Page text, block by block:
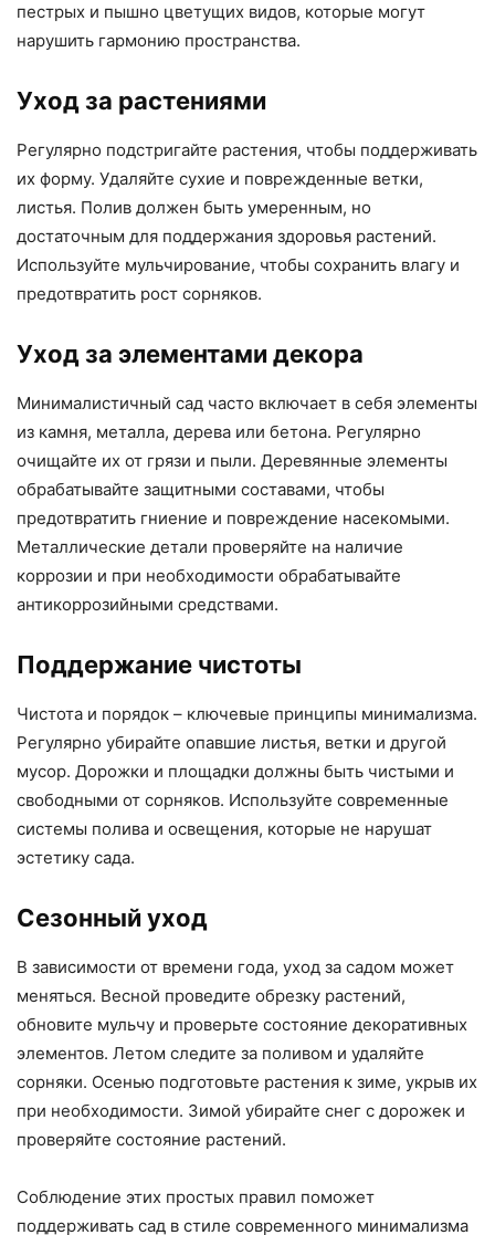
пестрых и пышно цветущих видов, которые могут
нарушить гармонию пространства.
Уход за растениями
Регулярно подстригайте растения, чтобы поддерживать
их форму. Удаляйте сухие и поврежденные ветки,
листья. Полив должен быть умеренным, но
достаточным для поддержания здоровья растений.
Используйте мульчирование, чтобы сохранить влагу и
предотвратить рост сорняков.
Уход за элементами декора
Минималистичный сад часто включает в себя элементы
из камня, металла, дерева или бетона. Регулярно
очищайте их от грязи и пыли. Деревянные элементы
обрабатывайте защитными составами, чтобы
предотвратить гниение и повреждение насекомыми.
Металлические детали проверяйте на наличие
коррозии и при необходимости обрабатывайте
антикоррозийными средствами.
Поддержание чистоты
Чистота и порядок – ключевые принципы минимализма.
Регулярно убирайте опавшие листья, ветки и другой
мусор. Дорожки и площадки должны быть чистыми и
свободными от сорняков. Используйте современные
системы полива и освещения, которые не нарушат
эстетику сада.
Сезонный уход
В зависимости от времени года, уход за садом может
меняться. Весной проведите обрезку растений,
обновите мульчу и проверьте состояние декоративных
элементов. Летом следите за поливом и удаляйте
сорняки. Осенью подготовьте растения к зиме, укрыв их
при необходимости. Зимой убирайте снег с дорожек и
проверяйте состояние растений.
Соблюдение этих простых правил поможет
поддерживать сад в стиле современного минимализма